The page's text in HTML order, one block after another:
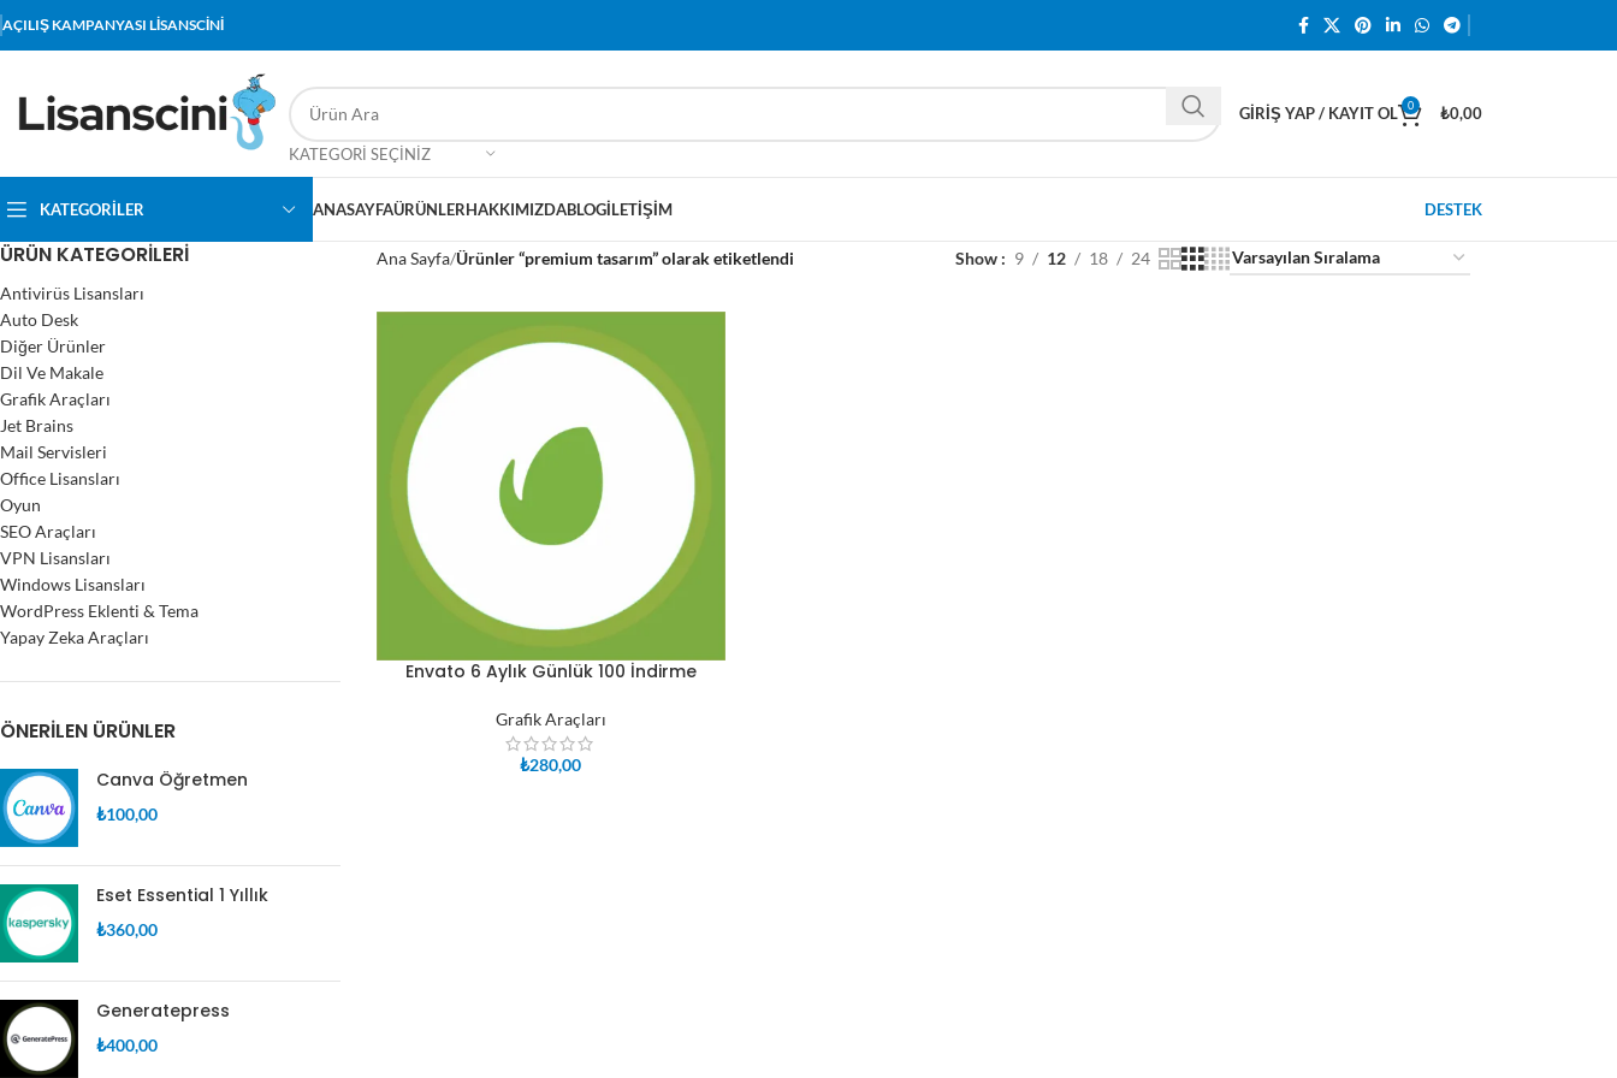
AÇILIŞ KAMPANYASI LİSANSCİNİ
KATEGORI SEÇINIZ
GIRIŞ YAP / KAYIT OL 0 ₺0,00
KATEGORİLER ANASAYFAÜRÜNLERHAKKIMIZDABLOGİLETIŞIM DESTEK
ÜRÜN KATEGORILERI
Antivirüs Lisansları
Auto Desk
Diğer Ürünler
Dil Ve Makale
Grafik Araçları
Jet Brains
Mail Servisleri
Office Lisansları
Oyun
SEO Araçları
VPN Lisansları
Windows Lisansları
WordPress Eklenti & Tema
Yapay Zeka Araçları
ÖNERILEN ÜRÜNLER
Canva Öğretmen
₺100,00
Eset Essential 1 Yıllık
₺360,00
Generatepress
₺400,00
Ana Sayfa Ürünler “premium tasarım” olarak etiketlendi Show 9 12 18 24
SEPETE EKLE
Envato 6 Aylık Günlük 100 İndirme
Grafik Araçları
₺280,00